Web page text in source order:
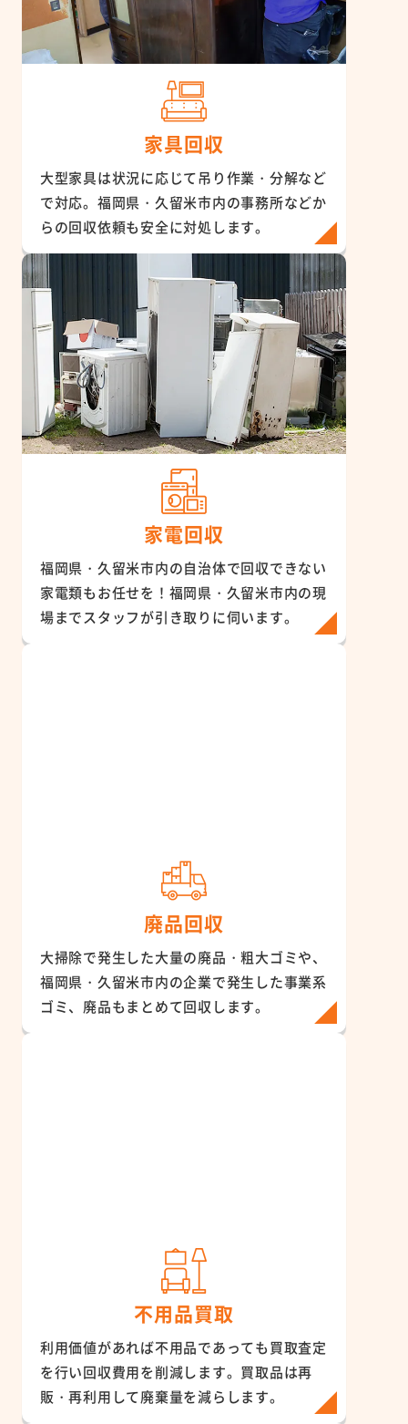
家具回収
大型家具は状況に応じて吊り作業・分解など
で対応。福岡県・久留米市内の事務所などか
らの回収依頼も安全に対処します。
家電回収
福岡県・久留米市内の自治体で回収できない
家電類もお任せを！福岡県・久留米市内の現
場までスタッフが引き取りに伺います。
廃品回収
大掃除で発生した大量の廃品・粗大ゴミや、
福岡県・久留米市内の企業で発生した事業系
ゴミ、廃品もまとめて回収します。
不用品買取
利用価値があれば不用品であっても買取査定
を行い回収費用を削減します。買取品は再
販・再利用して廃棄量を減らします。